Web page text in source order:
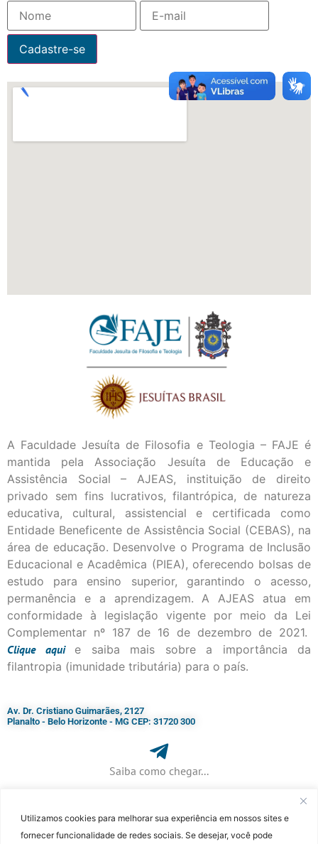
Utilizamos cookies para melhorar sua experiência em nossos sites e
fornecer funcionalidade de redes sociais. Se desejar, você pode
A Faculdade Jesuíta de Filosofia e Teologia – FAJE é
mantida pela Associação Jesuíta de Educação e
Assistência Social – AJEAS, instituição de direito
privado sem fins lucrativos, filantrópica, de natureza
educativa, cultural, assistencial e certificada como
Entidade Beneficente de Assistência Social (CEBAS), na
área de educação. Desenvolve o Programa de Inclusão
Educacional e Acadêmica (PIEA), oferecendo bolsas de
estudo para ensino superior, garantindo o acesso,
permanência e a aprendizagem. A AJEAS atua em
conformidade à legislação vigente por meio da Lei
Complementar nº 187 de 16 de dezembro de 2021.
Cliqueaqui
e saiba mais sobre a importância da
filantropia (imunidade tributária) para o país.
Av. Dr. Cristiano Guimarães, 2127
Planalto - Belo Horizonte - MG CEP: 31720 300
Saiba como chegar...
+ 55 (31) 3115-7000​